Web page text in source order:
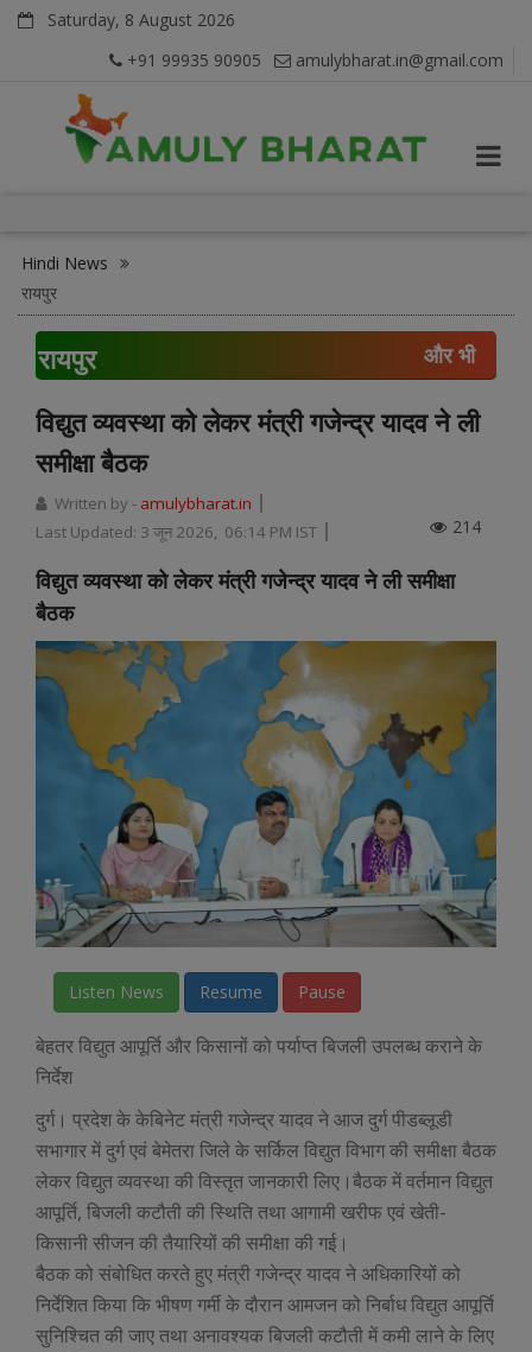
Saturday, 8 August 2026
+91 99935 90905
amulybharat.in@gmail.com
Hindi News
रायपुर
रायपुर और भी
विद्युत व्यवस्था को लेकर मंत्री गजेन्द्र यादव ने ली
समीक्षा बैठक
Written by - amulybharat.in
Last Updated: 3 जून 2026, 06:14 PM IST 214
विद्युत व्यवस्था को लेकर मंत्री गजेन्द्र यादव ने ली समीक्षा
बैठक
Listen News Resume Pause
बेहतर विद्युत आपूर्ति और किसानों को पर्याप्त बिजली उपलब्ध कराने के
निर्देश
दुर्ग। प्रदेश के केबिनेट मंत्री गजेन्द्र यादव ने आज दुर्ग पीडब्लूडी
सभागार में दुर्ग एवं बेमेतरा जिले के सर्किल विद्युत विभाग की समीक्षा बैठक
लेकर विद्युत व्यवस्था की विस्तृत जानकारी लिए।बैठक में वर्तमान विद्युत
आपूर्ति, बिजली कटौती की स्थिति तथा आगामी खरीफ एवं खेती-
किसानी सीजन की तैयारियों की समीक्षा की गई।
बैठक को संबोधित करते हुए मंत्री गजेन्द्र यादव ने अधिकारियों को
निर्देशित किया कि भीषण गर्मी के दौरान आमजन को निर्बाध विद्युत आपूर्ति
सुनिश्चित की जाए तथा अनावश्यक बिजली कटौती में कमी लाने के लिए